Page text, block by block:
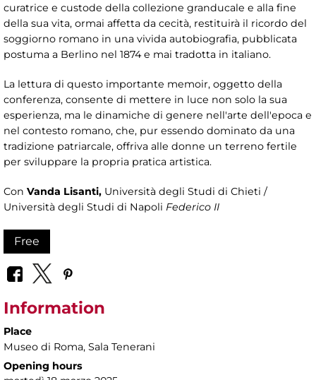
curatrice e custode della collezione granducale e alla fine
della sua vita, ormai affetta da cecità, restituirà il ricordo del
soggiorno romano in una vivida autobiografia, pubblicata
postuma a Berlino nel 1874 e mai tradotta in italiano.
La lettura di questo importante memoir, oggetto della
conferenza, consente di mettere in luce non solo la sua
esperienza, ma le dinamiche di genere nell'arte dell'epoca e
nel contesto romano, che, pur essendo dominato da una
tradizione patriarcale, offriva alle donne un terreno fertile
per sviluppare la propria pratica artistica.
Con Vanda Lisanti, Università degli Studi di Chieti /
Università degli Studi di Napoli Federico II
Free
Information
Place
Museo di Roma, Sala Tenerani
Opening hours